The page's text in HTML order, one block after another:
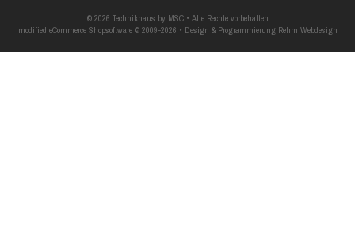
© 2026 Technikhaus by MSC • Alle Rechte vorbehalten
modified eCommerce Shopsoftware © 2009-2026 • Design & Programmierung Rehm Webdesign